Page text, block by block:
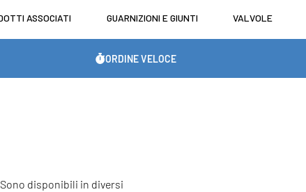
ASSOCIATI GUARNIZIONI E GIUNTI VALVOLE
ORDINE VELOCE
disponibili in diversi